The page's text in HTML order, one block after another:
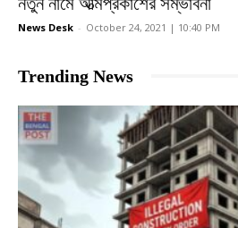
News Desk - October 24, 2021 | 10:40 PM
Trending News